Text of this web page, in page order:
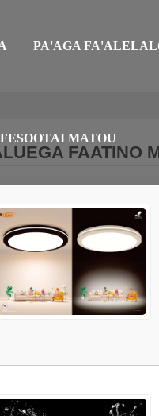
PA'AGA
MATOU
FAATINO